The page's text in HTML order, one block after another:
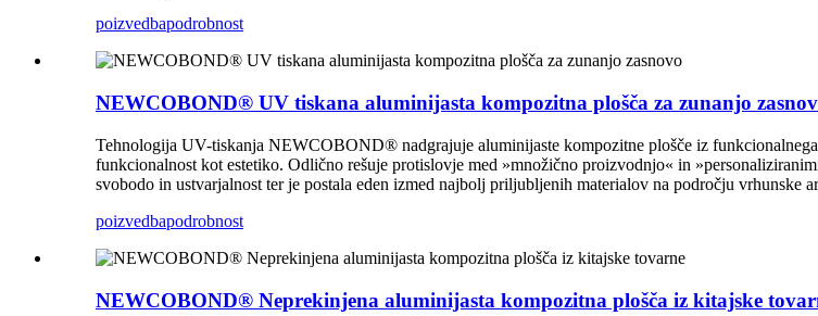
poizvedbapodrobnost
NEWCOBOND® UV tiskana aluminijasta kompozitna plošča za zunanjo
Tehnologija UV-tiskanja NEWCOBOND® nadgrajuje aluminijaste kompozitne plošče iz
funkcionalnost kot estetiko. Odlično rešuje protislovje med »množično proizvodnjo« in
svobodo in ustvarjalnost ter je postala eden izmed najbolj priljubljenih materialov na področju
poizvedbapodrobnost
NEWCOBOND® Neprekinjena aluminijasta kompozitna plošča iz kitajske